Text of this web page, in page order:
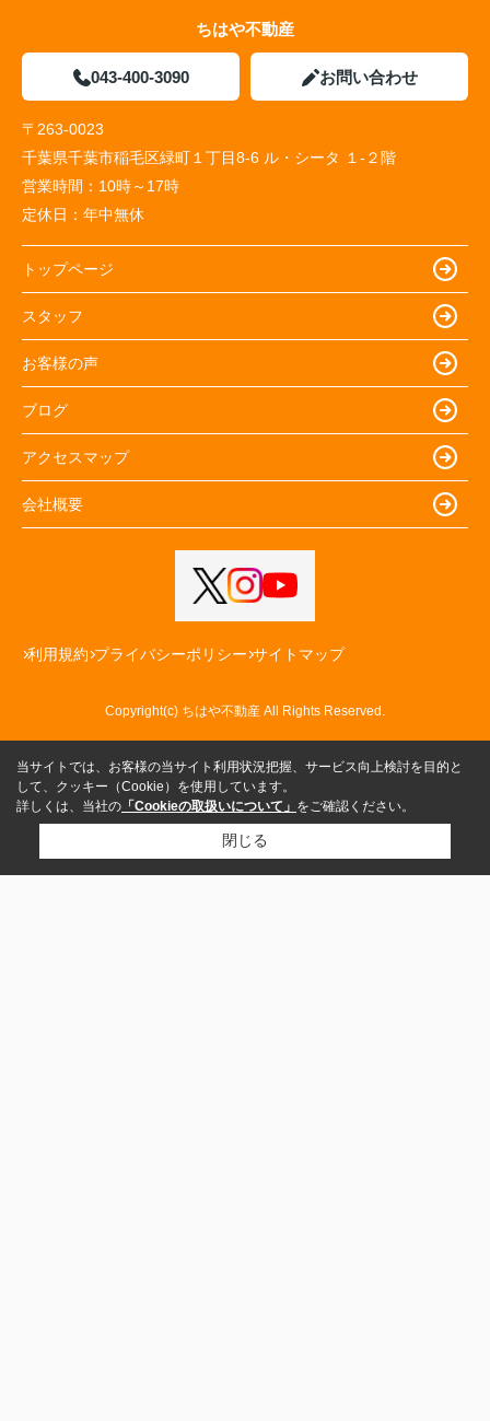
ちはや不動産
043-400-3090 お問い合わせ
〒263-0023
千葉県千葉市稲毛区緑町１丁目8-6 ル・シータ １-２階
営業時間： 10時～17時
定休日： 年中無休
トップページ
スタッフ
お客様の声
ブログ
アクセスマップ
会社概要
利用規約 プライバシーポリシー サイトマップ
Copyright(c) ちはや不動産 All Rights Reserved.
当サイトでは、お客様の当サイト利用状況把握、サービス向上検討を目的と
して、クッキー（Cookie）を使用しています。
詳しくは、当社の 「Cookieの取扱いについて」 をご確認ください。
閉じる